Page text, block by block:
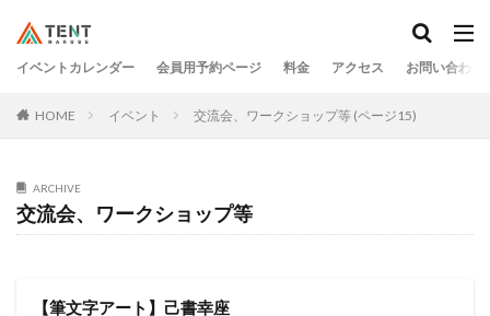
イベントカレンダー 会員用予約ページ 料金 アクセス お問い合わせ
HOME イベント 交流会、ワークショップ等 (ページ15)
ARCHIVE
交流会、ワークショップ等
【筆文字アート】己書幸座